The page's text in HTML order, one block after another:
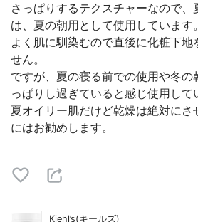
さっぱりするテクスチャーなので
は、夏の朝用として使用しています。
よく肌に馴染むので直後に化粧下地
せん。
ですが、夏の寝る前での使用や冬の
っぱりし過ぎていると感じ使用して
夏オイリー肌だけど乾燥は絶対に
にはお勧めします。
Kiehl’s(キールズ)